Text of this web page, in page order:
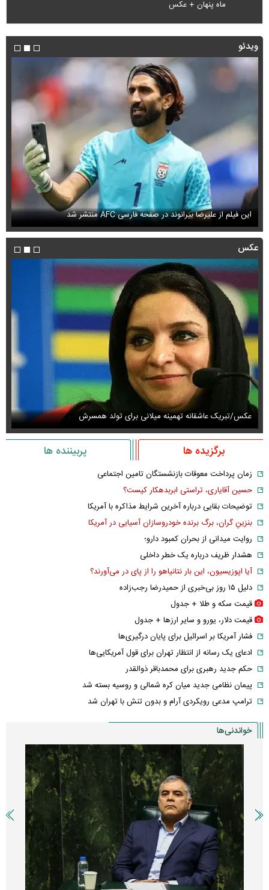
ماه پنهان + عکس
ویدئو
این فیلم از علیرضا بیرانوند در صفحه فارسی AFC منتشر شد
عکس
عکس/تبریک عاشقانه تهمینه میلانی برای تولد همسرش
برگزیده ها پربیننده ها
زمان پرداخت معوقات بازنشستگان تامین اجتماعی
حسین آقایاری، تراستی ابربدهکار کیست؟
توضیحات بقایی درباره آخرین شرایط مذاکره با آمریکا
بنزینِ گران، برگ برنده خودروسازان آسیایی در آمریکا
روایت میدانی از بحران کمبود دارو؛
هشدار ظریف درباره یک خطر داخلی
آیا اپوزیسیون، این بار نتانیاهو را از پای در می‌آورند؟
دلیل ۱۵ روز بی‌خبری از حمیدرضا رجب‌زاده
قیمت سکه و طلا + جدول
قیمت دلار، یورو و سایر ارز‌ها + جدول
فشار آمریکا بر اسرائیل برای پایان درگیری‌ها
ادعای یک رسانه از انتظار تهران برای قول آمریکایی‌ها
حکم جدید رهبری برای محمدباقر ذوالقدر
پیمان نظامی جدید میان کره شمالی و روسیه بسته شد
ترامپ مدعی رویکردی آرام و بدون تنش با تهران شد
خواندنی‌ها